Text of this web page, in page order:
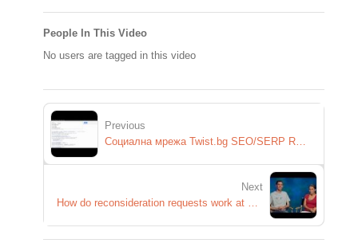
People In This Video
No users are tagged in this video
Previous
Социална мрежа Twist.bg SEO/SERP REsults
Next
How do reconsideration requests work at Google?